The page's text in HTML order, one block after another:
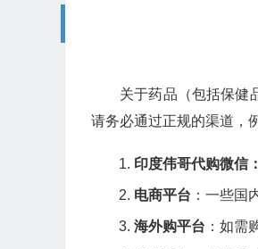
关于药品（包括保健
请务必通过正规的渠道，
印度伟哥代购微信
电商平台 ：一些国
海外购平台 ：如需